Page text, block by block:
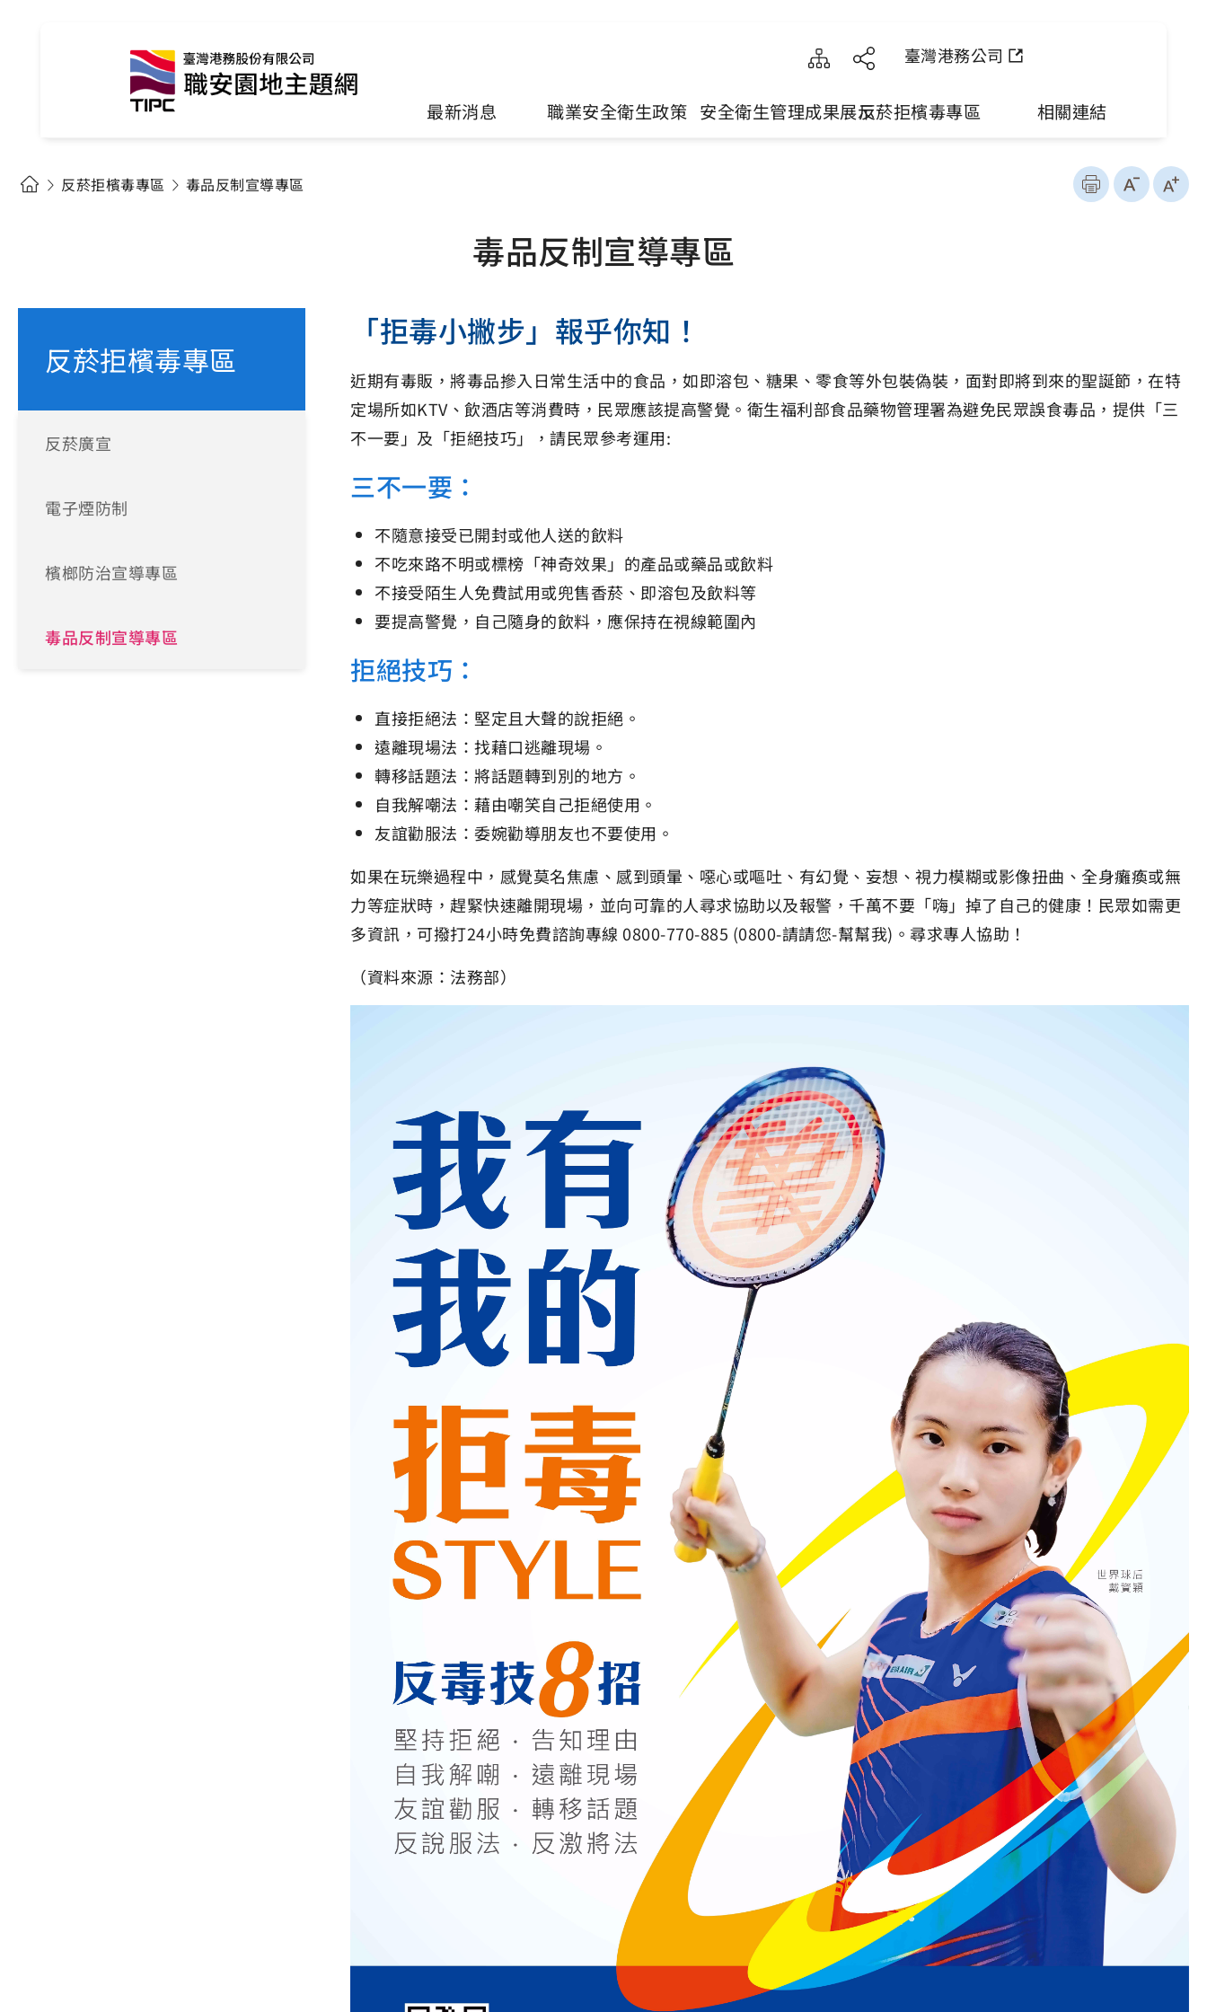
臺灣港務公司
最新消息 職業安全衛生政策 安全衛生管理成果展示反菸拒檳毒專區 相關連結
反菸拒檳毒專區 毒品反制宣導專區
毒品反制宣導專區
反菸拒檳毒專區
反菸廣宣
電子煙防制
檳榔防治宣導專區
毒品反制宣導專區
「拒毒小撇步」報乎你知！
近期有毒販，將毒品摻入日常生活中的食品，如即溶包、糖果、零食等外包裝偽裝，面對即將到來的聖誕節，在特
定場所如KTV、飲酒店等消費時，民眾應該提高警覺。衛生福利部食品藥物管理署為避免民眾誤食毒品，提供「三
不一要」及「拒絕技巧」，請民眾參考運用:
三不一要：
不隨意接受已開封或他人送的飲料
不吃來路不明或標榜「神奇效果」的產品或藥品或飲料
不接受陌生人免費試用或兜售香菸、即溶包及飲料等
要提高警覺，自己隨身的飲料，應保持在視線範圍內
拒絕技巧：
直接拒絕法：堅定且大聲的說拒絕。
遠離現場法：找藉口逃離現場。
轉移話題法：將話題轉到別的地方。
自我解嘲法：藉由嘲笑自己拒絕使用。
友誼勸服法：委婉勸導朋友也不要使用。
如果在玩樂過程中，感覺莫名焦慮、感到頭暈、噁心或嘔吐、有幻覺、妄想、視力模糊或影像扭曲、全身癱瘓或無
力等症狀時，趕緊快速離開現場，並向可靠的人尋求協助以及報警，千萬不要「嗨」掉了自己的健康！民眾如需更
多資訊，可撥打24小時免費諮詢專線 0800-770-885 (0800-請請您-幫幫我)。尋求專人協助！
（資料來源：法務部）